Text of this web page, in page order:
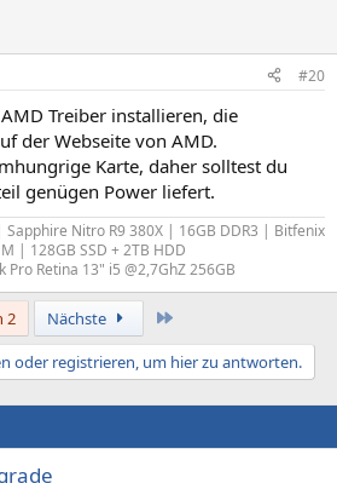
#20
Treiber installieren, die
der Webseite von AMD.
Karte, daher solltest du
genügen Power liefert.
Nitro R9 380X | 16GB DDR3 | Bitfenix
| 128GB SSD + 2TB HDD​
Pro Retina 13" i5 @2,7GhZ 256GB​
2 Nächste
oder registrieren, um hier zu antworten.